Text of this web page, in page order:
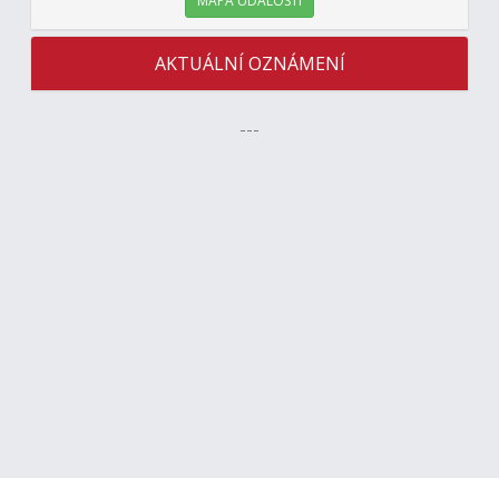
AKTUÁLNÍ OZNÁMENÍ
---